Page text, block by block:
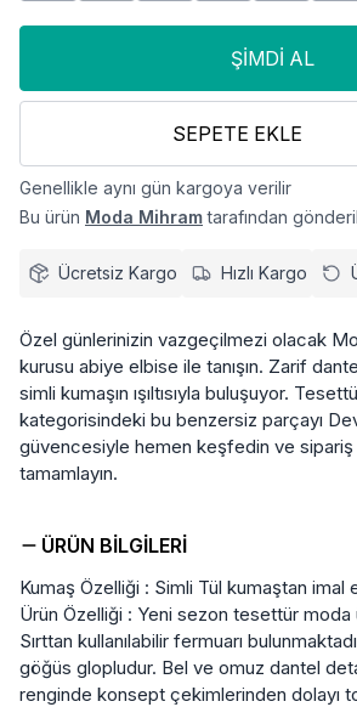
ŞIMDI AL
SEPETE EKLE
Genellikle aynı gün kargoya verilir
Bu ürün Moda Mihramtarafından
Ücretsiz Kargo Hızlı Kargo
Özel günlerinizin vazgeçilmezi olacak
kurusu abiye elbise ile tanışın. Zarif
simli kumaşın ışıltısıyla buluşuyor.
kategorisindeki bu benzersiz parçayı
güvencesiyle hemen keşfedin ve sipariş
tamamlayın.
ÜRÜN BILGILERI
Kumaş Özelliği : Simli Tül kumaştan imal
Ürün Özelliği : Yeni sezon tesettür moda
Sırttan kullanılabilir fermuarı
göğüs glopludur. Bel ve omuz dantel
renginde konsept çekimlerinden dolayı